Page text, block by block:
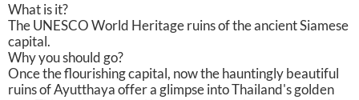
What is it?
The UNESCO World Heritage ruins of the ancient Siamese
capital.
Why you should go?
Once the flourishing capital, now the hauntingly beautiful
ruins of Ayutthaya offer a glimpse into Thailand's golden